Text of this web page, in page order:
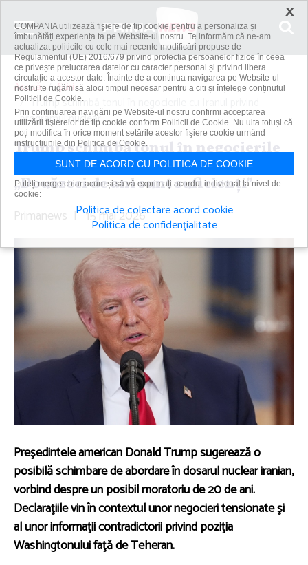
Acasă
Știri
Trump schimbă tonul în negocierile cu Iranul privind
programul nuclear....
Trump schimbă tonul în negocierile
cu Iranul privind programul nuclear.
„Douăzeci de ani sunt suficienţi”
Primanews | 15 mai 2026
Preşedintele american Donald Trump sugerează o
posibilă schimbare de abordare în dosarul nuclear iranian,
vorbind despre un posibil moratoriu de 20 de ani.
Declaraţiile vin în contextul unor negocieri tensionate şi
al unor informaţii contradictorii privind poziţia
Washingtonului faţă de Teheran.
×
COMPANIA utilizează fişiere de tip cookie pentru a personaliza și
îmbunătăți experiența ta pe Website-ul nostru. Te informăm că ne-am
actualizat politicile cu cele mai recente modificări propuse de
Regulamentul (UE) 2016/679 privind protecția persoanelor fizice în ceea
ce privește prelucrarea datelor cu caracter personal și privind libera
circulație a acestor date. Înainte de a continua navigarea pe Website-ul
nostru te rugăm să aloci timpul necesar pentru a citi și înțelege conținutul
Politicii de Cookie.
Prin continuarea navigării pe Website-ul nostru confirmi acceptarea
utilizării fişierelor de tip cookie conform Politicii de Cookie. Nu uita totuși că
poți modifica în orice moment setările acestor fişiere cookie urmând
instrucțiunile din Politica de Cookie.
SUNT DE ACORD CU POLITICA DE COOKIE
Puteți merge chiar acum și să vă exprimați acordul individual la nivel de
cookie:
Politica de colectare acord cookie
Politica de confidențialitate